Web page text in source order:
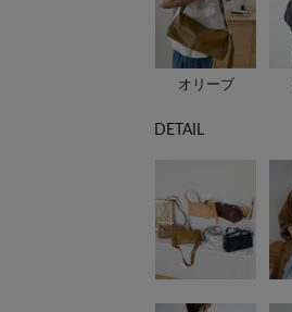
オリーブ
DETAIL